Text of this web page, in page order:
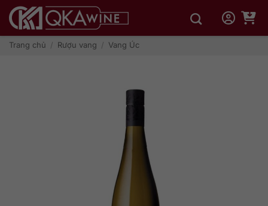
qua
dungTrang chủ / Rượu vang / Vang Úc